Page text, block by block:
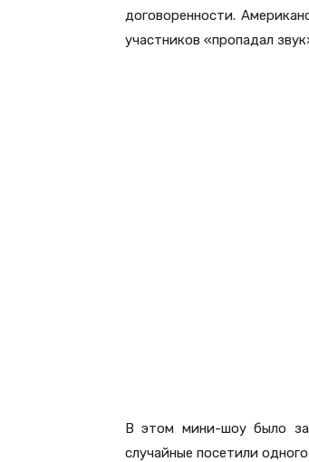
договоренности.
участников «пропадал
В этом мини-шоу было
случайные посетили